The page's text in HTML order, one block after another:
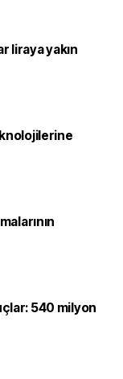
liraya yakın
540 milyon